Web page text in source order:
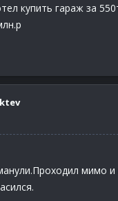
купить гараж за
мимо и